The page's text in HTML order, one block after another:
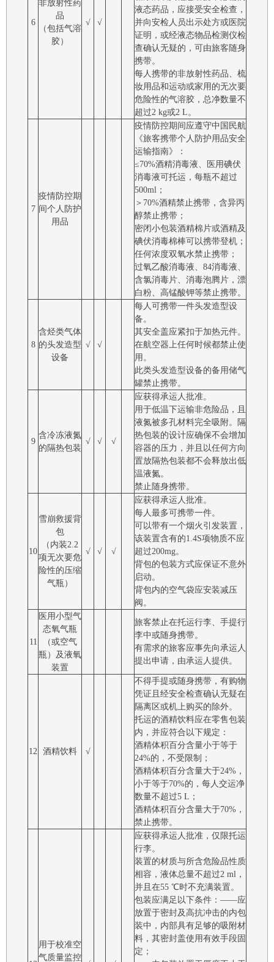
6
非放射性药
品
（包括气溶
胶）
√ √
液态药品，应接受安全检查，
并向安检人员出示处方或医院
证明，或经液态物品检测仪检
查确认无疑的，可由旅客随身
携带。
每人携带的非放射性药品、梳
妆用品和运动或家用的无次要
危险性的气溶胶，总净数量不
超过2 kg或2 L。
7
疫情防控期
间个人防护
用品
疫情防控期间应遵守中国民航
《旅客携带个人防护用品安全
运输指南》：
≤70%酒精消毒液、医用碘伏
消毒液可托运，每瓶不超过
500ml；
＞70%酒精禁止携带，含异丙
醇禁止携带；
密闭小包装酒精棉片或酒精及
碘伏消毒棉棒可以携带登机；
任何浓度双氧水禁止携带；
过氧乙酸消毒液、84消毒液、
含氯消毒片、消毒泡腾片，漂
白粉、高锰酸钾等禁止携带。
8
含烃类气体
的头发造型
设备
√ √
每人可携带一件头发造型设
备。
其安全盖应紧扣于加热元件。
在航空器上任何时候都禁止使
用。
此类头发造型设备的备用储气
罐禁止携带。
9
含冷冻液氮
的隔热包装
√ √ √
应获得承运人批准。
用于低温下运输非危险品，且
液氮被多孔材料完全吸附。隔
热包装的设计应确保不会增加
容器的压力，并且以任何方向
置放隔热包装都不会释放出低
温液氮。
禁止随身携带。
10
雪崩救援背
包
（内装2.2
项无次要危
险性的压缩
气瓶）
√ √ √
应获得承运人批准。
每人最多可携带一件。
可以带有一个烟火引发装置，
该装置含有的1.4S项物质不应
超过200mg。
背包的包装方式应保证不意外
启动。
背包内的空气袋应安装减压
阀。
11
医用小型气
态氧气瓶
（或空气
瓶）及液氧
装置
旅客禁止在托运行李、手提行
李中或随身携带。
有需求的旅客应事先向承运人
提出申请，由承运人提供。
12 酒精饮料 √
不得手提或随身携带，有购物
凭证且经安全检查确认无疑在
隔离区或机上购买的除外。
托运的酒精饮料应在零售包装
内，并应符合以下规定：
酒精体积百分含量小于等于
24%的，不受限制；
酒精体积百分含量大于24%，
小于等于70%的，每人交运净
数量不超过5 L；
酒精体积百分含量大于70%，
禁止携带。
用于校准空
气质量监控
应获得承运人批准，仅限托运
行李。
装置的材质与所含危险品性质
相容，液体总量不超过2 ml，
并且在55 ℃时不充满装置。
包装应满足以下条件：――应
放置于密封及高抗冲击的内包
装中，内部具有足够的吸附材
料，其密封盖使用有效手段固
定；